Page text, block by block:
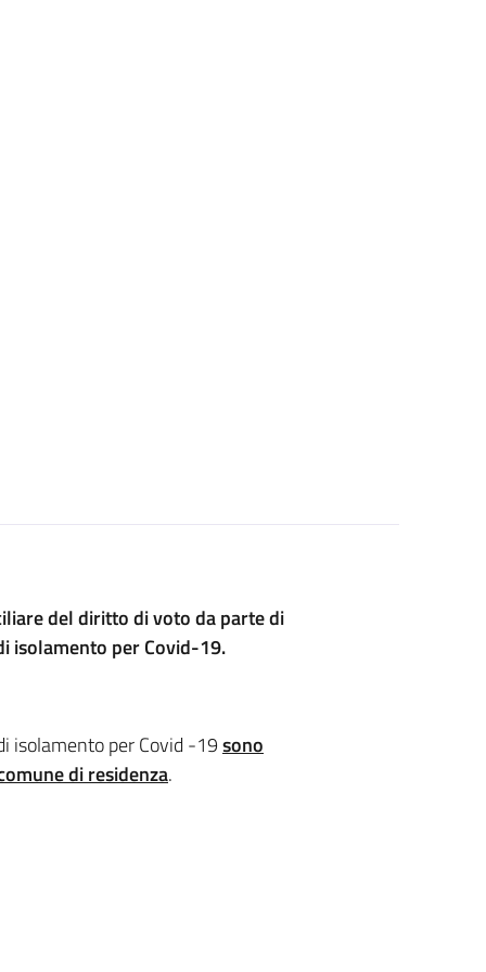
del diritto di voto da parte di
isolamento per Covid-19.
isolamento per Covid -19sono
di residenza.